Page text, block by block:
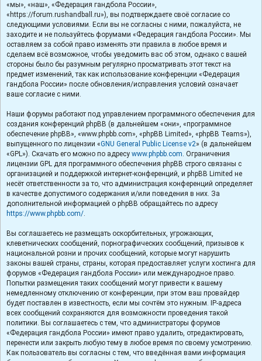
«мы», «наш», «Федерация гандбола России»,
«https://forum.rushandball.ru»), вы подтверждаете своё согласие со
следующими условиями. Если вы не согласны с ними, пожалуйста, не
заходите и не пользуйтесь форумами «Федерация гандбола России». Мы
оставляем за собой право изменять эти правила в любое время и
сделаем всё возможное, чтобы уведомить вас об этом, однако с вашей
стороны было бы разумным регулярно просматривать этот текст на
предмет изменений, так как использование конференции «Федерация
гандбола России» после обновления/исправления условий означает
ваше согласие с ними.
Наши форумы работают под управлением программного обеспечения для
создания конференций phpBB (в дальнейшем «они», «программное
обеспечение phpBB», «www.phpbb.com», «phpBB Limited», «phpBB Teams»),
выпущенного по лицензии «GNU General Public License v2» (в дальнейшем
«GPL»). Скачать его можно по адресу www.phpbb.com. Ограничения
лицензии GPL для программного обеспечения phpBB строго связаны с
организацией и поддержкой интернет-конференций, и phpBB Limited не
несёт ответственности за то, что администрация конференций определяет
в качестве допустимого содержания и/или поведения в них. За
дополнительной информацией о phpBB обращайтесь по адресу
https://www.phpbb.com/.
Вы соглашаетесь не размещать оскорбительных, угрожающих,
клеветнических сообщений, порнографических сообщений, призывов к
национальной розни и прочих сообщений, которые могут нарушить
законы вашей страны, страны, которая предоставляет услуги хостинга для
форумов «Федерация гандбола России» или международное право.
Попытки размещения таких сообщений могут привести к вашему
немедленному отключению от конференции, при этом ваш провайдер
будет поставлен в известность, если мы сочтём это нужным. IP-адреса
всех сообщений сохраняются для возможности проведения такой
политики. Вы соглашаетесь с тем, что администраторы форумов
«Федерация гандбола России» имеют право удалить, отредактировать,
перенести или закрыть любую тему в любое время по своему усмотрению.
Как пользователь вы согласны с тем, что введённая вами информация